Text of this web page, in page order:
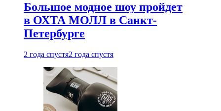
Большое модное шоу пройдет
в ОХТА МОЛЛ в Санкт-
Петербурге
2 года спустя2 года спустя